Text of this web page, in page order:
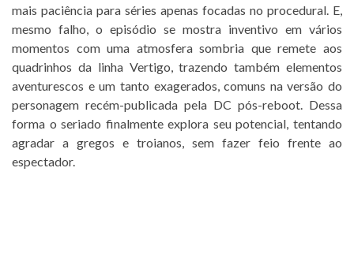
mais paciência para séries apenas focadas no procedural. E,
mesmo falho, o episódio se mostra inventivo em vários
momentos com uma atmosfera sombria que remete aos
quadrinhos da linha Vertigo, trazendo também elementos
aventurescos e um tanto exagerados, comuns na versão do
personagem recém-publicada pela DC pós-reboot. Dessa
forma o seriado finalmente explora seu potencial, tentando
agradar a gregos e troianos, sem fazer feio frente ao
espectador.